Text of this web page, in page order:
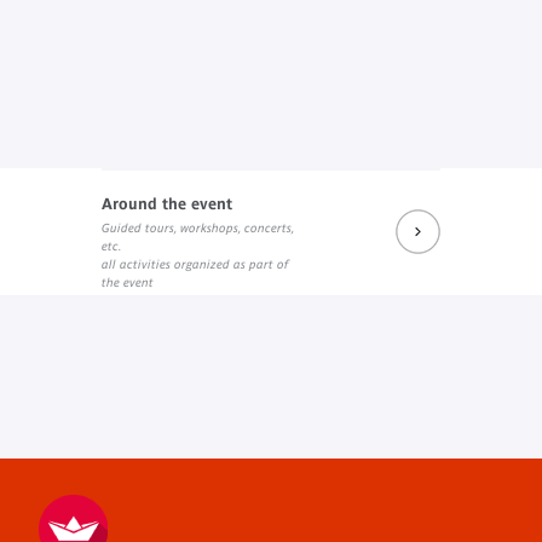
Around the event
Guided tours, workshops, concerts,
etc.
all activities organized as part of
the event